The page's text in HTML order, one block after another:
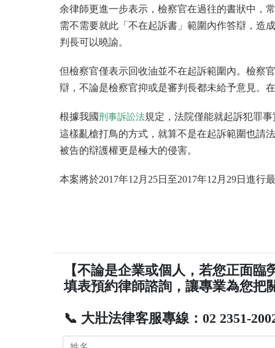
余律師更進一步表示，檢察官在過往的書狀中，
需不需要就此「不在起訴書」範圍內作答辯，造
判長可以曉諭。
但檢察官僅表示回收油並不在起訴範圍內。檢察
辯，不論是檢察官抑或是審判長都未給予意見。
根據我國刑事訴訟法規定，法院僅能就起訴犯罪
這樣亂槍打鳥的方式，就算不是在起訴範圍也請
被告的辯護權更是極大的侵害。
本案將於2017年12月25日至2017年12月29日進
【不論是企業或個人，若您正面
填表預約律師諮詢，讓專業為您把
📞 大壯法律客服專線：02 2351-